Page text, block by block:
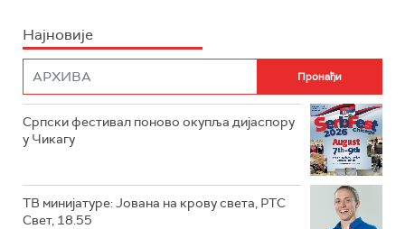
Најновије
Српски фестивал поново окупља дијаспору
у Чикагу
ТВ минијатуре: Јована на крову света, РТС
Свет, 18.55